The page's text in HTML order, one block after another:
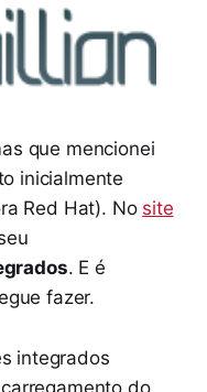
que mencionei
inicialmente
Red Hat). No site
. E é
fazer.
integrados